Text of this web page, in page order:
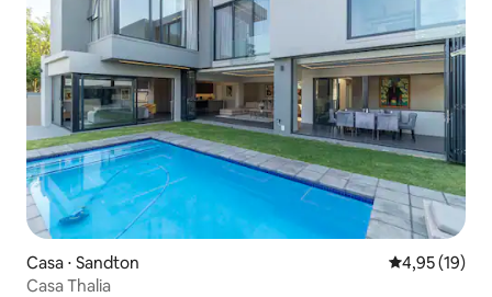
Casa ⋅ Sandton 4,95 de uma
4,95 (19)
Casa Thalia